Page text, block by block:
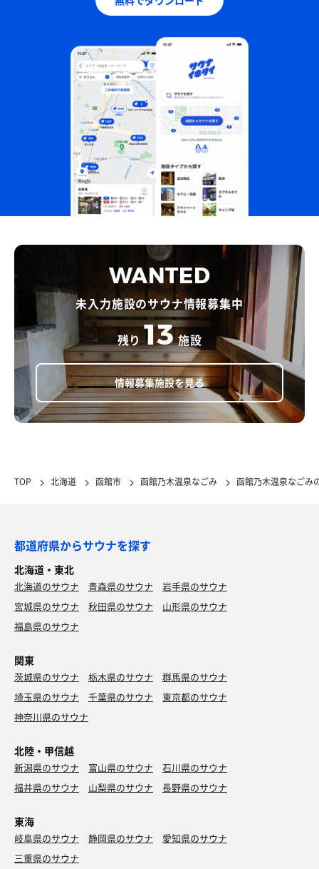
WANTED
未入力施設のサウナ情報募集中
残り 13 施設
情報募集施設を見る
TOP 北海道 函館市 函館乃木温泉なごみ 函館乃木温泉なごみ
都道府県からサウナを探す
北海道・東北
北海道のサウナ 青森県のサウナ
岩手県のサウナ
宮城県のサウナ
秋田県のサウナ
山形県のサウナ
福島県のサウナ
関東
茨城県のサウナ 栃木県のサウナ
群馬県のサウナ
埼玉県のサウナ
千葉県のサウナ
東京都のサウナ
神奈川県のサウナ
北陸・甲信越
新潟県のサウナ 富山県のサウナ
石川県のサウナ
福井県のサウナ
山梨県のサウナ 長野県のサウナ
東海
岐阜県のサウナ 静岡県のサウナ
愛知県のサウナ
三重県のサウナ